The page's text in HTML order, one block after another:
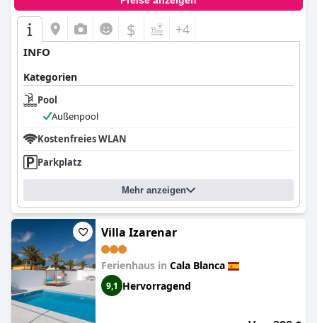
$ +4
INFO
Kategorien
Pool
Außenpool
Kostenfreies WLAN
Parkplatz
Mehr anzeigen
Villa Izarenar
Ferienhaus in Cala Blanca
9,1 Hervorragend